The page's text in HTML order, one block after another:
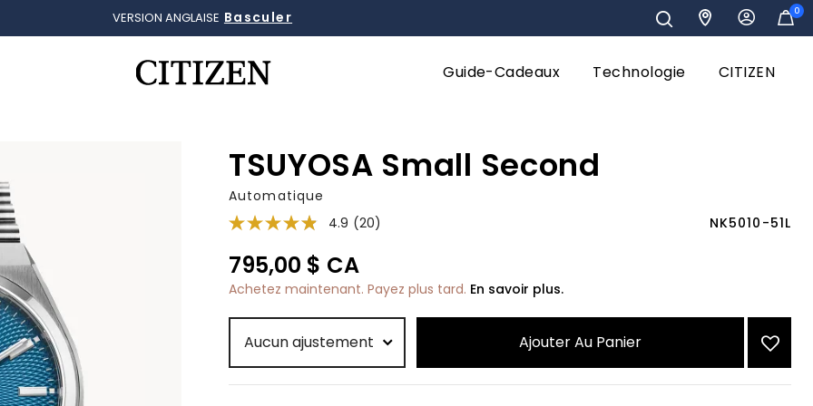
VERSION ANGLAISE Basculer
Guide-Cadeaux Technologie CITIZEN
0
TSUYOSA Small Second
Automatique
4.9 (20) NK5010-51L
795,00 $ CA
Achetez maintenant. Payez plus tard. En savoir plus.
Ajouter Au Panier
Ajouté à Gérer la liste